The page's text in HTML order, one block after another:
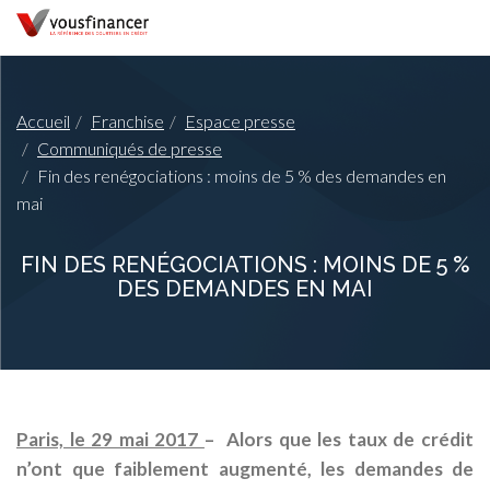
Accueil Franchise
Espace presse
Communiqués de presse
Fin des renégociations : moins de 5 % des demandes en
mai
FIN DES RENÉGOCIATIONS : MOINS DE 5 %
DES DEMANDES EN MAI
Paris, le 29 mai 2017 – Alors que les taux de crédit
n’ont que faiblement augmenté, les demandes de